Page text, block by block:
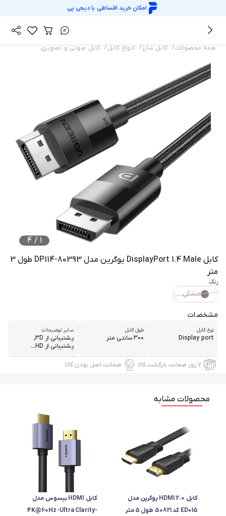
امکان خرید اقساطی بادیجی پی
همه محصولات/ کابل شارژ/ انواع کابل/ کابل صوتی و تصویری
1
/
4
کابل DisplayPort 1.4 Male یوگرین مدل DP114-80393 طول 3
متر
رنگ
مشکی
مشخصات
نوع کابل
Display port
طول کابل
300 سانتی متر
سایر توضیحات
پشتیبانی از 3D,
پشتیبانی از HD...
۷ روز ضمانت بازگشت کالا ضمانت اصل بودن کالا
محصولات مشابه
کابل HDMI 2.0 یوگرین مدل
ED015 کد 50821 طول 5 متر
کابل HDMI بیسوس مدل
4K@60Hz-Ultra Clarity-